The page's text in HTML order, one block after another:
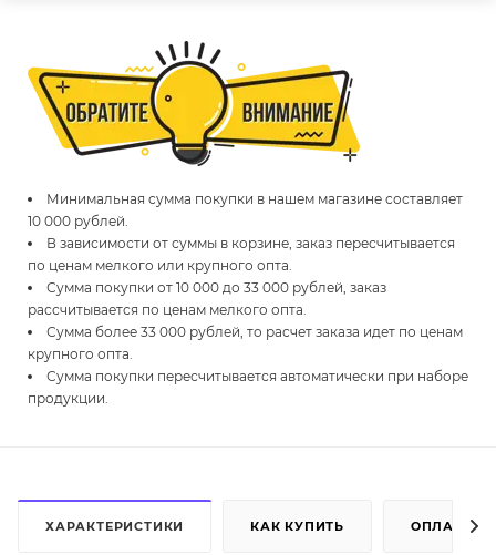
Минимальная сумма покупки в нашем магазине составляет
10 000 рублей.
В зависимости от суммы в корзине, заказ пересчитывается
по ценам мелкого или крупного опта.
Сумма покупки от 10 000 до 33 000 рублей, заказ
рассчитывается по ценам мелкого опта.
Сумма более 33 000 рублей, то расчет заказа идет по ценам
крупного опта.
Сумма покупки пересчитывается автоматически при наборе
продукции.
ХАРАКТЕРИСТИКИ КАК КУПИТЬ ОПЛАТА